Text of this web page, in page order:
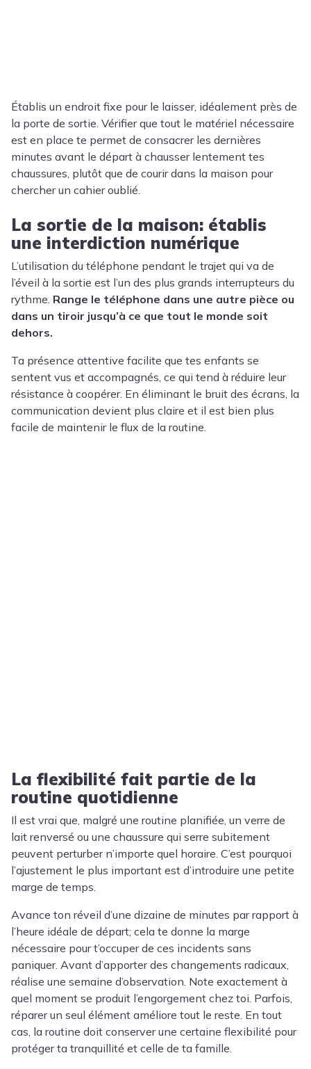
Établis un endroit fixe pour le laisser, idéalement près de
la porte de sortie. Vérifier que tout le matériel nécessaire
est en place te permet de consacrer les dernières
minutes avant le départ à chausser lentement tes
chaussures, plutôt que de courir dans la maison pour
chercher un cahier oublié.
La sortie de la maison: établis
une interdiction numérique
L’utilisation du téléphone pendant le trajet qui va de
l’éveil à la sortie est l’un des plus grands interrupteurs du
rythme. Range le téléphone dans une autre pièce ou
dans un tiroir jusqu’à ce que tout le monde soit
dehors.
Ta présence attentive facilite que tes enfants se
sentent vus et accompagnés, ce qui tend à réduire leur
résistance à coopérer. En éliminant le bruit des écrans, la
communication devient plus claire et il est bien plus
facile de maintenir le flux de la routine.
La flexibilité fait partie de la
routine quotidienne
Il est vrai que, malgré une routine planifiée, un verre de
lait renversé ou une chaussure qui serre subitement
peuvent perturber n’importe quel horaire. C’est pourquoi
l’ajustement le plus important est d’introduire une petite
marge de temps.
Avance ton réveil d’une dizaine de minutes par rapport à
l’heure idéale de départ; cela te donne la marge
nécessaire pour t’occuper de ces incidents sans
paniquer. Avant d’apporter des changements radicaux,
réalise une semaine d’observation. Note exactement à
quel moment se produit l’engorgement chez toi. Parfois,
réparer un seul élément améliore tout le reste. En tout
cas, la routine doit conserver une certaine flexibilité pour
protéger ta tranquillité et celle de ta famille.